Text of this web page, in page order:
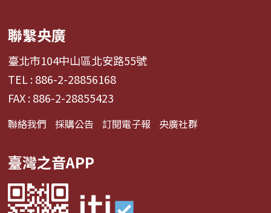
聯繫央廣
臺北市104中山區北安路55號
TEL : 886-2-28856168
FAX : 886-2-28855423
聯絡我們 採購公告 訂閱電子報 央廣社群
臺灣之音APP